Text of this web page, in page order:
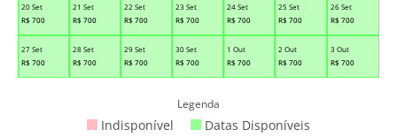
20 Set
R$ 700
21 Set
R$ 700
22 Set
R$ 700
23 Set
R$ 700
24 Set
R$ 700
25 Set
R$ 700
26 Set
R$ 700
27 Set
R$ 700
28 Set
R$ 700
29 Set
R$ 700
30 Set
R$ 700
1 Out
R$ 700
2 Out
R$ 700
3 Out
R$ 700
Legenda
Indisponível Datas Disponíveis